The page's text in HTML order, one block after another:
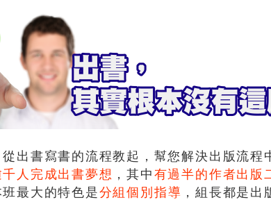
從出書寫書的流程教起，幫您解決出版流程
人完成出書夢想 ，其中 有過半的作者出版
班最大的特色是分組個別指導 ，組長都是